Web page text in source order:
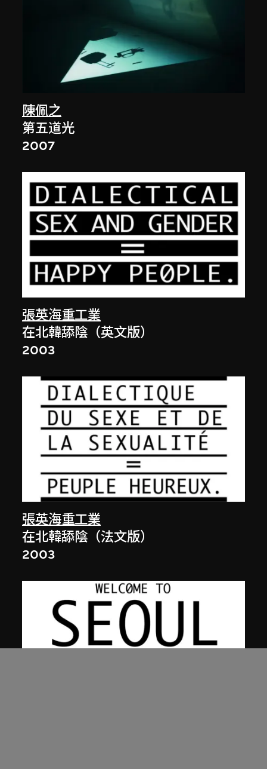
陳佩之
第五道光
2007
張英海重工業
在北韓舔陰（英文版）
2003
張英海重工業
在北韓舔陰（法文版）
2003